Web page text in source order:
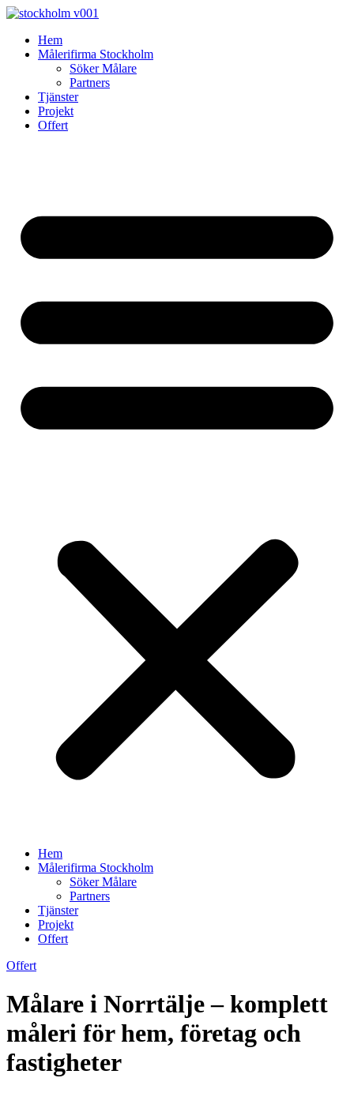
Skip
contentHem
Målerifirma Stockholm
Söker Målare
Partners
Tjänster
Projekt
Offert
Hem
Målerifirma Stockholm
Söker Målare
Partners
Tjänster
Projekt
Offert
Offert
Målare i Norrtälje – komplett
måleri för hem, företag och
fastigheter